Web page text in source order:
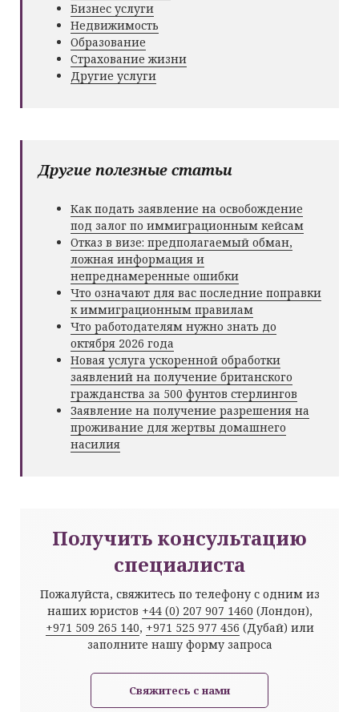
Бизнес услуги
Недвижимость
Образование
Страхование жизни
Другие услуги
Другие полезные статьи
Как подать заявление на освобождение
под залог по иммиграционным кейсам
Отказ в визе: предполагаемый обман,
ложная информация и
непреднамеренные ошибки
Что означают для вас последние поправки
к иммиграционным правилам
Что работодателям нужно знать до
октября 2026 года
Новая услуга ускоренной обработки
заявлений на получение британского
гражданства за 500 фунтов стерлингов
Заявление на получение разрешения на
проживание для жертвы домашнего
насилия
Получить консультацию
специалиста
Пожалуйста, свяжитесь по телефону с одним из
наших юристов +44 (0) 207 907 1460 (Лондон),
+971 509 265 140, +971 525 977 456 (Дубай) или
заполните нашу форму запроса
Свяжитесь с нами